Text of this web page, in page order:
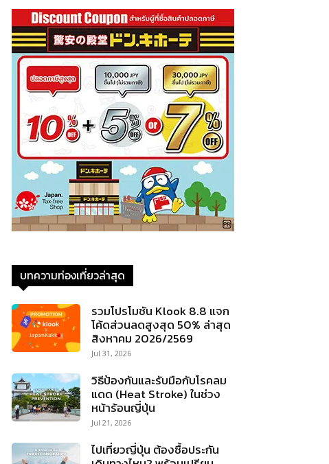
บทความท่องเที่ยวล่าสุด
รวมโปรโมชัน Klook 8.8 แจก
โค้ดส่วนลดสูงสุด 50% ล่าสุด
สิงหาคม 2026/2569
Jul 31, 2026
วิธีป้องกันและรับมือกับโรคลม
แดด (Heat Stroke) ในช่วง
หน้าร้อนญี่ปุ่น
Jul 21, 2026
ไปเที่ยวญี่ปุ่น ต้องซื้อประกัน